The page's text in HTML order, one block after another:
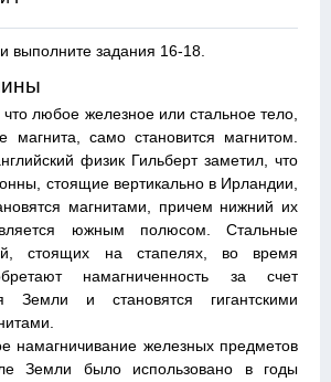
выполните задания 16-18.
любое железное или стальное тело,
магнита, само становится магнитом.
физик Гильберт заметил, что
стоящие вертикально в Ирландии,
магнитами, причем нижний их
южным полюсом. Стальные
стоящих на стапелях, во время
намагниченность за счет
Земли и становятся гигантскими
намагничивание железных предметов
Земли было использовано в годы